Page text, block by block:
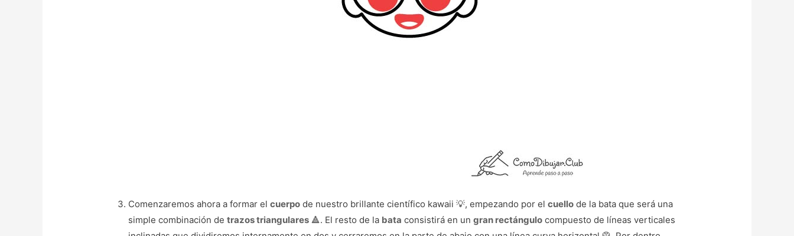
Comenzaremos ahora a formar elcuerpo de nuestro brillante científico kawaii 💡, empezando por elcuello de la bata que será una
simple combinación detrazos triangulares 🔺. El resto de la bata consistirá en ungran rectángulo compuesto de líneas verticales